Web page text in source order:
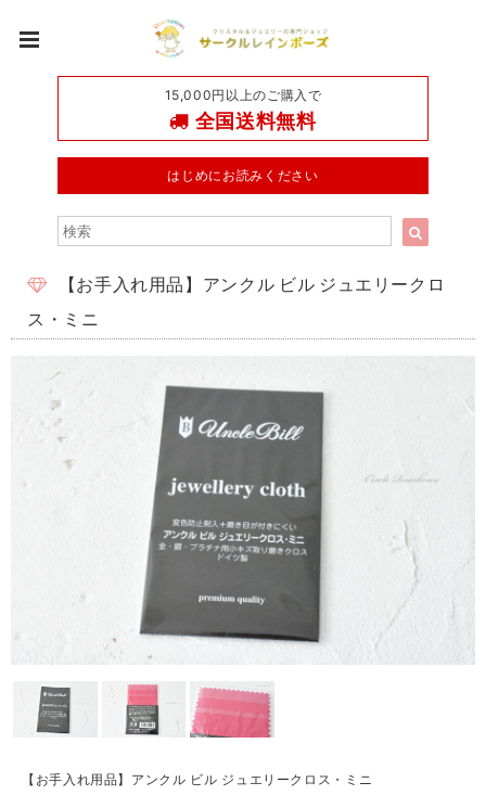
15,000円以上のご購入で
全国送料無料
はじめにお読みください
【お手入れ用品】アンクル ビル ジュエリークロ
ス・ミニ
【お手入れ用品】アンクル ビル ジュエリークロス・ミニ